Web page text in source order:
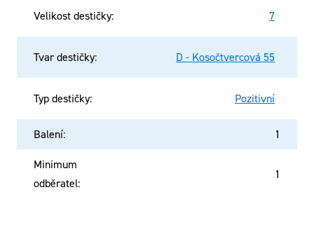
Velikost destičky: 7
Tvar destičky: D - Kosočtvercová 55
Typ destičky: Pozitivní
Balení: 1
Minimum
odběratel:
1